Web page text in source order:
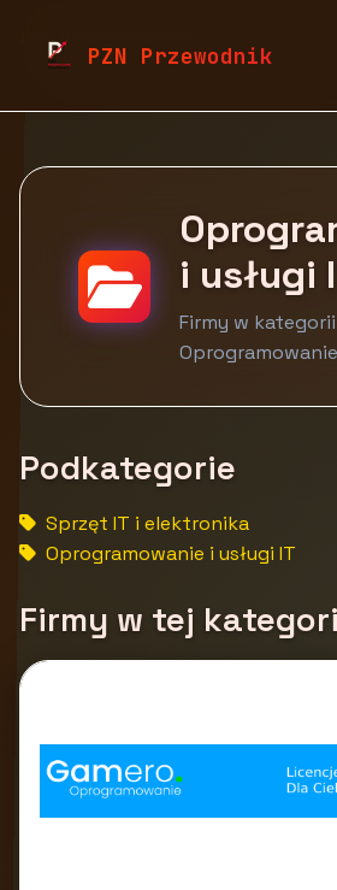
PZN Przewodnik
Oprogramowanie i usługi IT
i usługi
Firmy w kategorii
Podkategorie
Sprzęt IT i elektronika
Oprogramowanie i usługi IT
Firmy w tej